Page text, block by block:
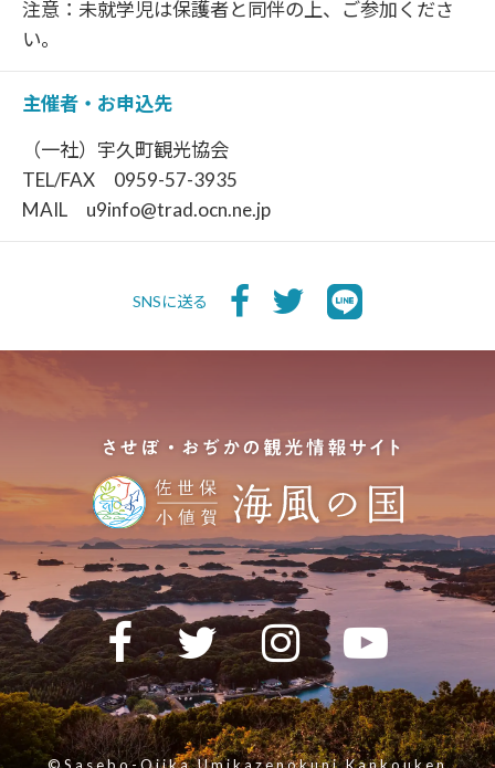
注意：未就学児は保護者と同伴の上、ご参加くださ
い。
主催者・お申込先
（一社）宇久町観光協会
TEL/FAX 0959-57-3935
MAIL u9info@trad.ocn.ne.jp
SNSに送る